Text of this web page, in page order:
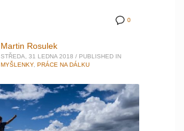
0
Martin Rosulek
STŘEDA, 31 LEDNA 2018 / PUBLISHED IN
MYŠLENKY, PRÁCE NA DÁLKU